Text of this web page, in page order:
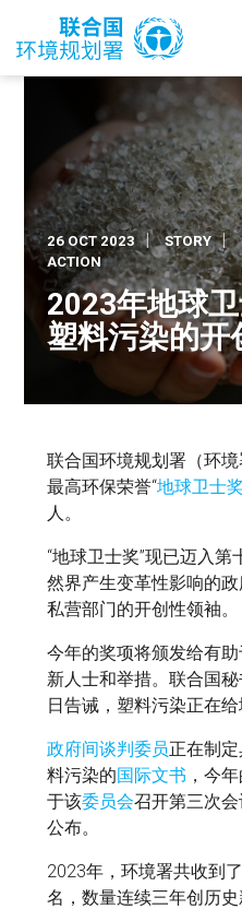
main
content
26 OCT 2023 STORY
ACTION
2023年地球
塑料污染的开
联合国环境规划署（环
最高环保荣誉“地球卫士奖
人。
“地球卫士奖”现已迈入
然界产生变革性影响的
私营部门的开创性领袖。
今年的奖项将颁发给有
新人士和举措。联合国
日告诫，塑料污染正在给
政府间谈判委员正在制
料污染的国际文书 ，今
于该委员会召开第三次
公布。
2023年，环境署共收到
名，数量连续三年创历史